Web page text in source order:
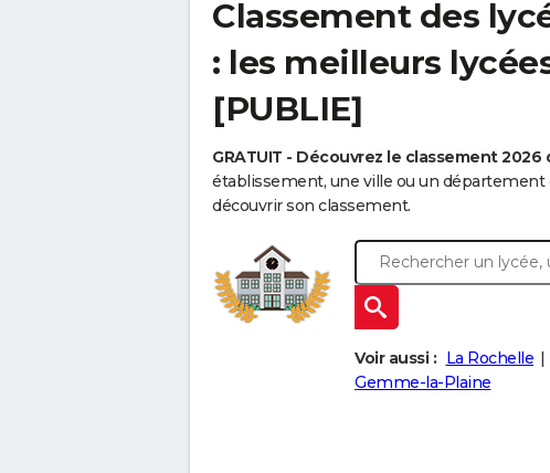
Classement des
: les meilleurs
[PUBLIE]
GRATUIT - Découvrez le classement
établissement, une ville ou un
découvrir son classement.
Voir aussi : La Rochelle
Gemme-la-Plaine